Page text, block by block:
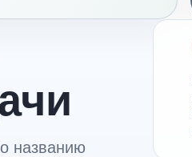
названию